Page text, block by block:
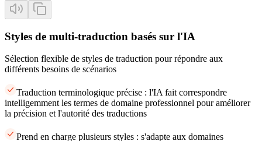
Styles de multi-traduction basés sur l'IA
Sélection flexible de styles de traduction pour répondre aux
différents besoins de scénarios
Traduction terminologique précise : l'IA fait correspondre
intelligemment les termes de domaine professionnel pour améliorer
la précision et l'autorité des traductions
Prend en charge plusieurs styles : s'adapte aux domaines